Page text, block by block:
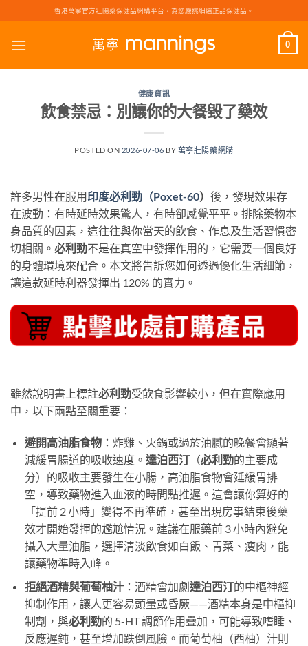
to
content
香港萬寧官方壯陽藥保健品網購平台，為您嚴挑細選正品保健品。
0
健康資訊
飲食禁忌：別讓你的大餐毀了藥效
POSTED ON 2026-07-06 BY 萬寧壯陽藥網購
許多男性在服用印度必利勁（Poxet-60） 後，發現效果存
在波動：有時延時效果驚人，有時卻感覺平平。排除藥物本
身品質的因素，這往往與你當天的飲食、作息及生活習慣密
切相關。 必利勁不是在真空中發揮作用的，它需要一個良好
的身體環境來配合。本文將告訴您如何透過優化生活細節，
讓這款延時利器發揮出 120% 的實力。
雖然說明書上標註必利勁受飲食影響較小，但在實際應用
中，以下兩點至關重要：
避開高油脂食物：炸雞、火鍋或過於油膩的晚餐會顯著
減緩胃腸道的吸收速度。 達泊西汀（必利勁的主要成
分）的吸收主要發生在小腸，高油脂食物會延緩胃排
空，導致藥物進入血液的時間點推遲。這會讓你算好的
「提前 2 小時」變得不再準確，甚至出現房事結束後藥
效才開始發揮的尷尬情況。建議在服藥前 3 小時內避免
攝入大量油脂，選擇清淡飲食如白飯、青菜、瘦肉，能
讓藥物準時入峰。
拒絕酒精與葡萄柚汁：酒精會加劇 達泊西汀的中樞神經
抑制作用，讓人更容易頭暈或昏厥——酒精本身是中樞抑
制劑，與必利勁的 5-HT 調節作用疊加，可能導致嗜睡、
反應遲鈍，甚至增加跌倒風險。而葡萄柚（西柚）汁則